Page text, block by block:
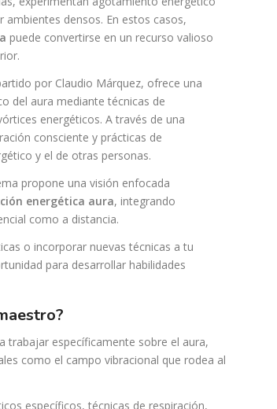
densos. En estos casos,
puede convertirse en un recurso valioso
por Claudio Márquez, ofrece una
del aura mediante técnicas de
energéticos. A través de una
consciente y prácticas de
y el de otras personas.
propone una visión enfocada
energética aura, integrando
como a distancia.
o incorporar nuevas técnicas a tu
para desarrollar habilidades
trabajar específicamente sobre el aura,
como el campo vibracional que rodea al
específicos, técnicas de respiración,